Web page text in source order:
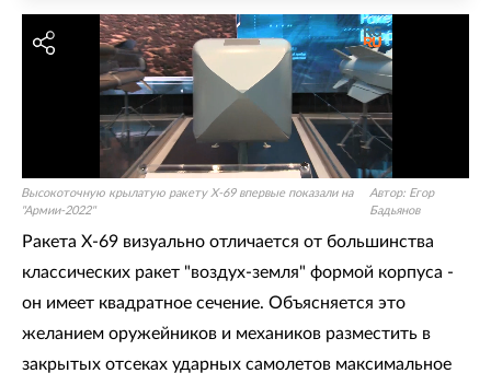
Высокоточную крылатую ракету Х-69 впервые показали на
"Армии-2022"
Автор: Егор
Бадьянов
Ракета Х-69 визуально отличается от большинства
классических ракет "воздух-земля" формой корпуса -
он имеет квадратное сечение. Объясняется это
желанием оружейников и механиков разместить в
закрытых отсеках ударных самолетов максимальное